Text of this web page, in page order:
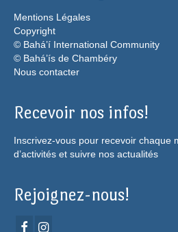
Mentions Légales
Copyright
© Bahá’í International Community
© Bahá’ís de Chambéry
Nous contacter
Recevoir nos infos!
Inscrivez-vous pour recevoir chaque
d’activités et suivre nos actualités
Rejoignez-nous!